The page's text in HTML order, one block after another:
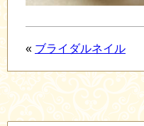
« ブライダルネイル